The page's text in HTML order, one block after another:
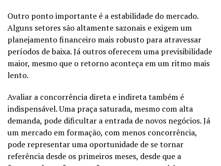
Outro ponto importante é a estabilidade do mercado.
Alguns setores são altamente sazonais e exigem um
planejamento financeiro mais robusto para atravessar
períodos de baixa. Já outros oferecem uma previsibilidade
maior, mesmo que o retorno aconteça em um ritmo mais
lento.
Avaliar a concorrência direta e indireta também é
indispensável. Uma praça saturada, mesmo com alta
demanda, pode dificultar a entrada de novos negócios. Já
um mercado em formação, com menos concorrência,
pode representar uma oportunidade de se tornar
referência desde os primeiros meses, desde que a